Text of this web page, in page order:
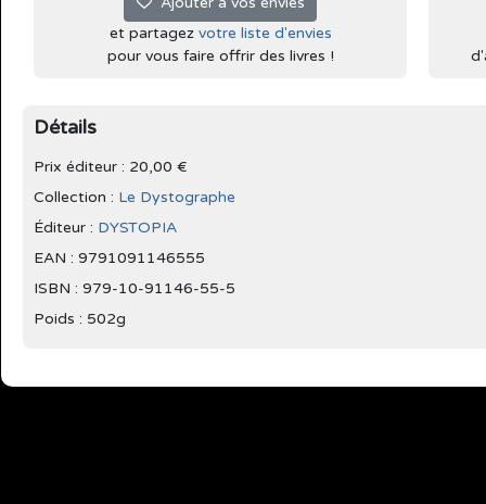
et partagez votre liste d'envies
pour vous faire offrir des livres !
Détails
Prix éditeur : 20,00 €
Collection : Le Dystographe
Éditeur : DYSTOPIA
EAN : 9791091146555
ISBN : 979-10-91146-55-5
Poids : 502g